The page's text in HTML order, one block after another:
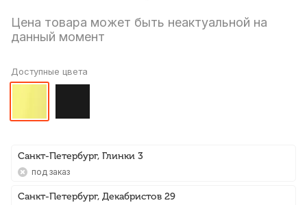
Цена товара может быть неактуальной на
данный момент
Доступные цвета
Санкт-Петербург, Глинки 3
Под заказ
Санкт-Петербург, Декабристов 29